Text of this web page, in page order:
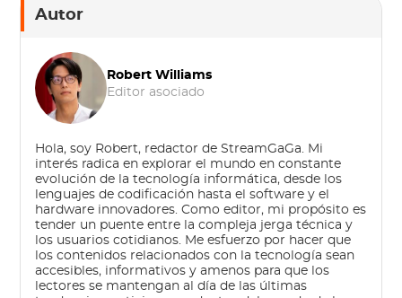
Autor
Robert Williams
Editor asociado
Hola, soy Robert, redactor de StreamGaGa. Mi
interés radica en explorar el mundo en constante
evolución de la tecnología informática, desde los
lenguajes de codificación hasta el software y el
hardware innovadores. Como editor, mi propósito es
tender un puente entre la compleja jerga técnica y
los usuarios cotidianos. Me esfuerzo por hacer que
los contenidos relacionados con la tecnología sean
accesibles, informativos y amenos para que los
lectores se mantengan al día de las últimas